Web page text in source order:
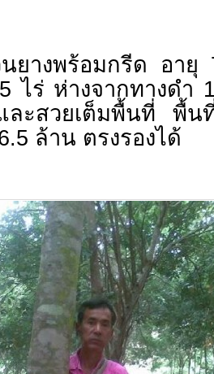
นยางพร้อมกรีด อา
ไร่ ห่างจากทางดำ
ะสวยเต็มพื้นที่ พื้น
ล้าน ตรงรองได้